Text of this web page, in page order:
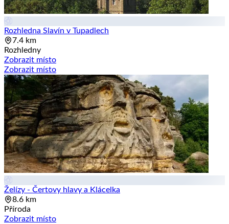
Rozhledna Slavín v Tupadlech
7.4 km
Rozhledny
Zobrazit místo
Zobrazit místo
Želízy - Čertovy hlavy a Klácelka
8.6 km
Příroda
Zobrazit místo